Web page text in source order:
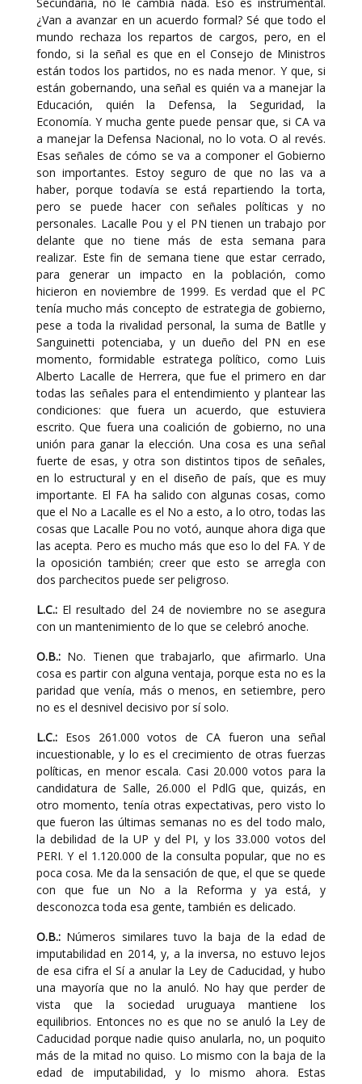
¿Van a avanzar en un acuerdo formal? Sé que todo el
mundo rechaza los repartos de cargos, pero, en el
fondo, si la señal es que en el Consejo de Ministros
están todos los partidos, no es nada menor. Y que, si
están gobernando, una señal es quién va a manejar la
Educación, quién la Defensa, la Seguridad, la
Economía. Y mucha gente puede pensar que, si CA va
a manejar la Defensa Nacional, no lo vota. O al revés.
Esas señales de cómo se va a componer el Gobierno
son importantes. Estoy seguro de que no las va a
haber, porque todavía se está repartiendo la torta,
pero se puede hacer con señales políticas y no
personales. Lacalle Pou y el PN tienen un trabajo por
delante que no tiene más de esta semana para
realizar. Este fin de semana tiene que estar cerrado,
para generar un impacto en la población, como
hicieron en noviembre de 1999. Es verdad que el PC
tenía mucho más concepto de estrategia de gobierno,
pese a toda la rivalidad personal, la suma de Batlle y
Sanguinetti potenciaba, y un dueño del PN en ese
momento, formidable estratega político, como Luis
Alberto Lacalle de Herrera, que fue el primero en dar
todas las señales para el entendimiento y plantear las
condiciones: que fuera un acuerdo, que estuviera
escrito. Que fuera una coalición de gobierno, no una
unión para ganar la elección. Una cosa es una señal
fuerte de esas, y otra son distintos tipos de señales,
en lo estructural y en el diseño de país, que es muy
importante. El FA ha salido con algunas cosas, como
que el No a Lacalle es el No a esto, a lo otro, todas las
cosas que Lacalle Pou no votó, aunque ahora diga que
las acepta. Pero es mucho más que eso lo del FA. Y de
la oposición también; creer que esto se arregla con
dos parchecitos puede ser peligroso.
L.C.: El resultado del 24 de noviembre no se asegura
con un mantenimiento de lo que se celebró anoche.
O.B.: No. Tienen que trabajarlo, que afirmarlo. Una
cosa es partir con alguna ventaja, porque esta no es la
paridad que venía, más o menos, en setiembre, pero
no es el desnivel decisivo por sí solo.
L.C.: Esos 261.000 votos de CA fueron una señal
incuestionable, y lo es el crecimiento de otras fuerzas
políticas, en menor escala. Casi 20.000 votos para la
candidatura de Salle, 26.000 el PdlG que, quizás, en
otro momento, tenía otras expectativas, pero visto lo
que fueron las últimas semanas no es del todo malo,
la debilidad de la UP y del PI, y los 33.000 votos del
PERI. Y el 1.120.000 de la consulta popular, que no es
poca cosa. Me da la sensación de que, el que se quede
con que fue un No a la Reforma y ya está, y
desconozca toda esa gente, también es delicado.
O.B.: Números similares tuvo la baja de la edad de
imputabilidad en 2014, y, a la inversa, no estuvo lejos
de esa cifra el Sí a anular la Ley de Caducidad, y hubo
una mayoría que no la anuló. No hay que perder de
vista que la sociedad uruguaya mantiene los
equilibrios. Entonces no es que no se anuló la Ley de
Caducidad porque nadie quiso anularla, no, un poquito
más de la mitad no quiso. Lo mismo con la baja de la
edad de imputabilidad, y lo mismo ahora. Estas